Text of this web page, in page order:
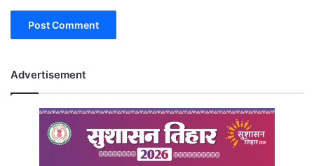
Advertisement